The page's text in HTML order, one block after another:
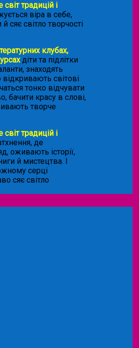
традицій і
віра в себе,
сяє світло творчості
клубах,
діти та підлітки
знаходять
світові
тонко відчувати
бачити красу в слові,
творче
традицій і
де
оживають історії,
й мистецтва. І
серці
сяє світло